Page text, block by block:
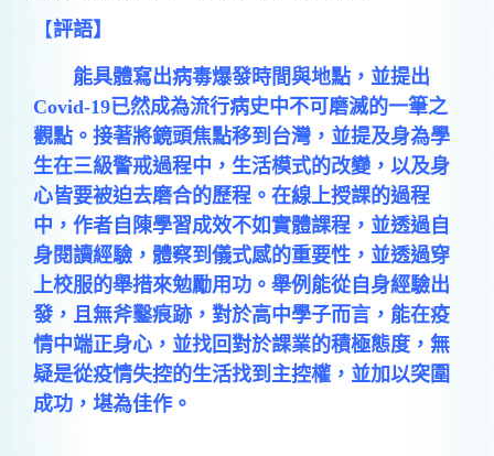
【評語】
能具體寫出病毒爆發時間與地點，並提出
Covid-19已然成為流行病史中不可磨滅的一筆之
觀點。接著將鏡頭焦點移到台灣，並提及身為學
生在三級警戒過程中，生活模式的改變，以及身
心皆要被迫去磨合的歷程。在線上授課的過程
中，作者自陳學習成效不如實體課程，並透過自
身閱讀經驗，體察到儀式感的重要性，並透過穿
上校服的舉措來勉勵用功。舉例能從自身經驗出
發，且無斧鑿痕跡，對於高中學子而言，能在疫
情中端正身心，並找回對於課業的積極態度，無
疑是從疫情失控的生活找到主控權，並加以突圍
成功，堪為佳作。